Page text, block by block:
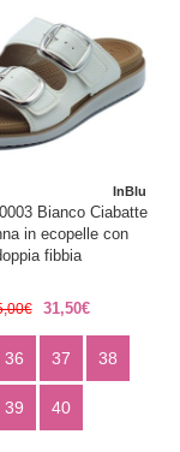
InBlu
Bianco Ciabatte
in ecopelle con
fibbia
31,50€
36 37 38
39 40